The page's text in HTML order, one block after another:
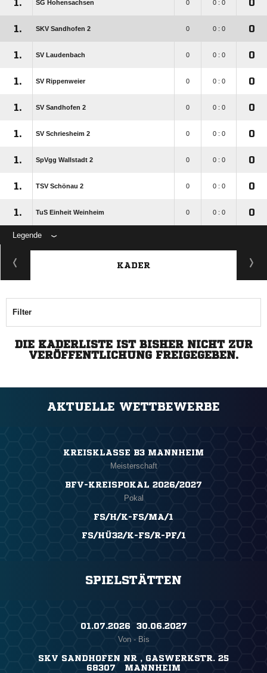
1. SG Hohensachsen 0 0 : 0 0
1. SKV Sandhofen 2 0 0 : 0 0
1. SV Laudenbach 0 0 : 0 0
1. SV Rippenweier 0 0 : 0 0
1. SV Sandhofen 2 0 0 : 0 0
1. SV Schriesheim 2 0 0 : 0 0
1. SpVgg Wallstadt 2 0 0 : 0 0
1. TSV Schönau 2 0 0 : 0 0
1. TuS Einheit Weinheim 0 0 : 0 0
Legende
KADER
Filter
DIE KADERLISTE IST BISHER NICHT ZUR
VERÖFFENTLICHUNG FREIGEGEBEN.
AKTUELLE WETTBEWERBE
KREISKLASSE B3 MANNHEIM
Meisterschaft
BFV-KREISPOKAL 2026/2027
Pokal
FS/H/K-FS/MA/1
FS/HÜ32/K-FS/R-PF/1
SPIELSTÄTTEN
01.07.2026 ​ 30.06.2027
Von - Bis
SKV SANDHOFEN NR , GASWERKSTR. 25
68307 MANNHEIM